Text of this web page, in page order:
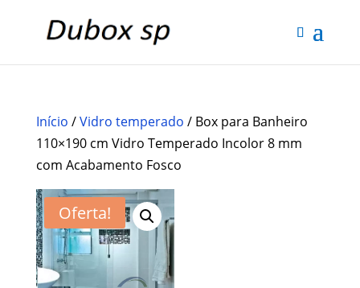
Início /Vidro temperado / Box para Banheiro
110×190 cm Vidro Temperado Incolor 8 mm
com Acabamento Fosco
Oferta!